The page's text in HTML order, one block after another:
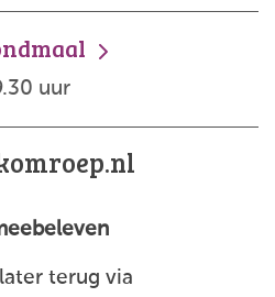
uur
terug via